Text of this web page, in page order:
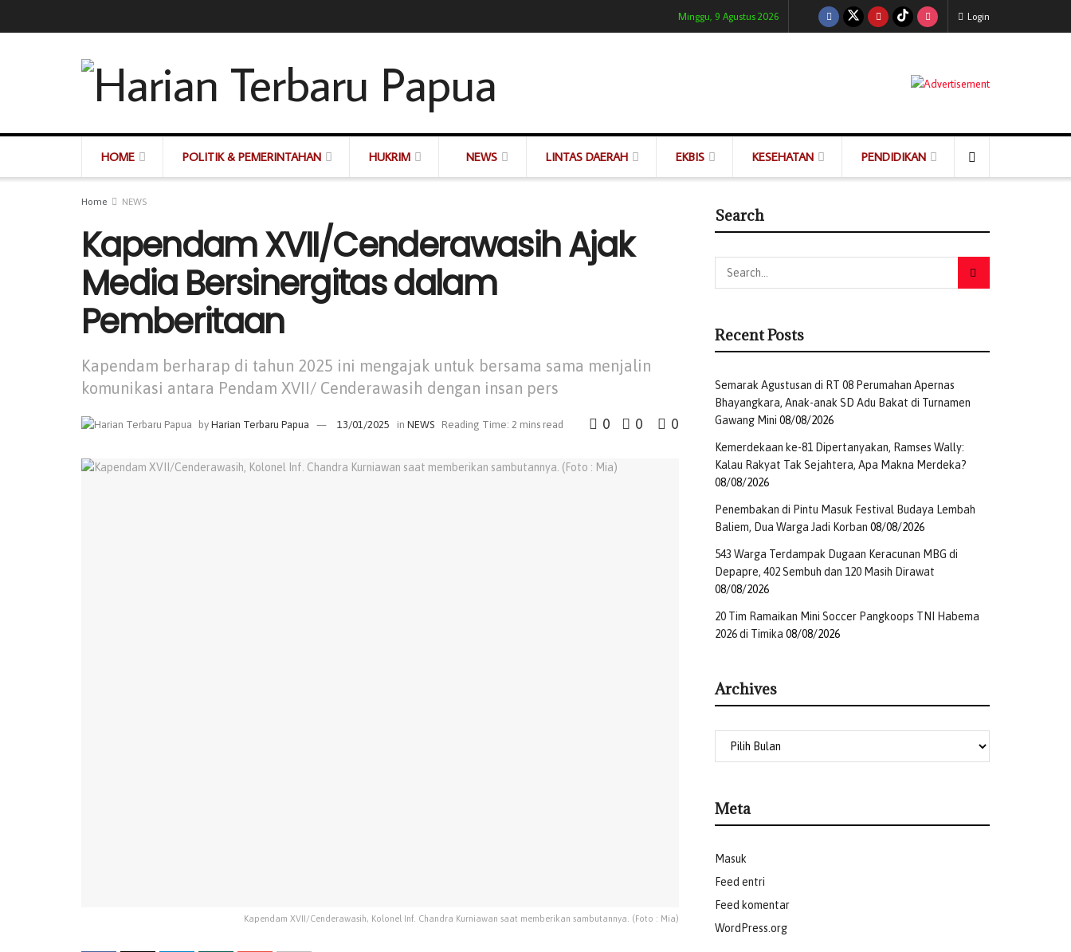
Minggu, 9 Agustus 2026 Login
HOME POLITIK & PEMERINTAHAN HUKRIM NEWS LINTAS DAERAH EKBIS KESEHATAN PENDIDIKAN
Home NEWS
Kapendam XVII/Cenderawasih Ajak
Media Bersinergitas dalam
Pemberitaan
Kapendam berharap di tahun 2025 ini mengajak untuk bersama sama menjalin
komunikasi antara Pendam XVII/ Cenderawasih dengan insan pers
by Harian Terbaru Papua 13/01/2025 in NEWS Reading Time: 2 mins read 0 0 0
Kapendam XVII/Cenderawasih, Kolonel Inf. Chandra Kurniawan saat memberikan sambutannya. (Foto : Mia)
Search
Recent Posts
Semarak Agustusan di RT 08 Perumahan Apernas
Bhayangkara, Anak-anak SD Adu Bakat di Turnamen
Gawang Mini 08/08/2026
Kemerdekaan ke-81 Dipertanyakan, Ramses Wally:
Kalau Rakyat Tak Sejahtera, Apa Makna Merdeka?
08/08/2026
Penembakan di Pintu Masuk Festival Budaya Lembah
Baliem, Dua Warga Jadi Korban 08/08/2026
543 Warga Terdampak Dugaan Keracunan MBG di
Depapre, 402 Sembuh dan 120 Masih Dirawat
08/08/2026
20 Tim Ramaikan Mini Soccer Pangkoops TNI Habema
2026 di Timika 08/08/2026
Archives
Meta
Masuk
Feed entri
Feed komentar
WordPress.org